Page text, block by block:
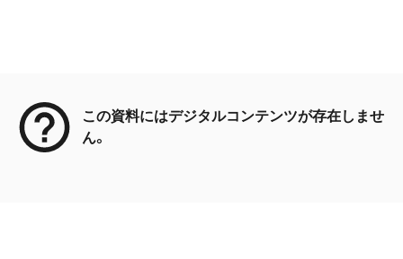
この資料にはデジタルコンテンツが存在しませ
ん。